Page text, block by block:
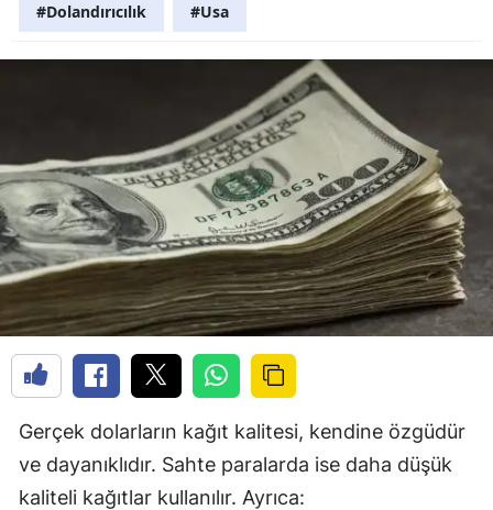
#Dolandırıcılık #Usa
Gerçek dolarların kağıt kalitesi, kendine özgüdür
ve dayanıklıdır. Sahte paralarda ise daha düşük
kaliteli kağıtlar kullanılır. Ayrıca: